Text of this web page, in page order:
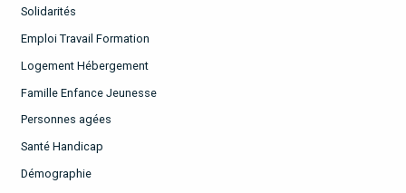
Solidarités
Emploi Travail Formation
Logement Hébergement
Famille Enfance Jeunesse
Personnes agées
Santé Handicap
Démographie